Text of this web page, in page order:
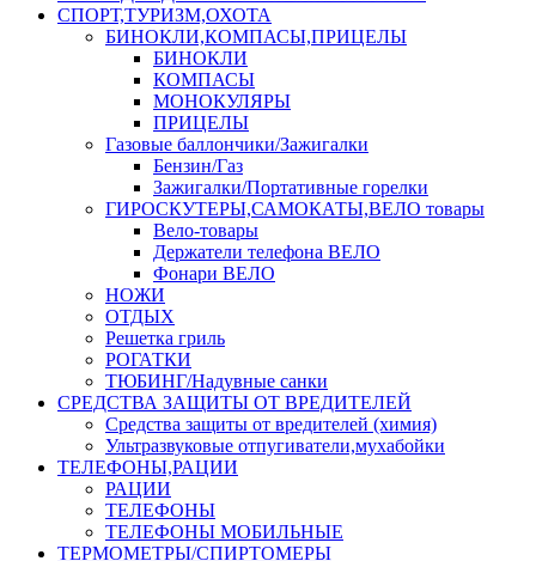
СПОРТ,ТУРИЗМ,ОХОТА
БИНОКЛИ,КОМПАСЫ,ПРИЦЕЛЫ
БИНОКЛИ
КОМПАСЫ
МОНОКУЛЯРЫ
ПРИЦЕЛЫ
Газовые баллончики/Зажигалки
Бензин/Газ
Зажигалки/Портативные горелки
ГИРОСКУТЕРЫ,САМОКАТЫ,ВЕЛО товары
Вело-товары
Держатели телефона ВЕЛО
Фонари ВЕЛО
НОЖИ
ОТДЫХ
Решетка гриль
РОГАТКИ
ТЮБИНГ/Надувные санки
СРЕДСТВА ЗАЩИТЫ ОТ ВРЕДИТЕЛЕЙ
Средства защиты от вредителей (химия)
Ультразвуковые отпугиватели,мухабойки
ТЕЛЕФОНЫ,РАЦИИ
РАЦИИ
ТЕЛЕФОНЫ
ТЕЛЕФОНЫ МОБИЛЬНЫЕ
ТЕРМОМЕТРЫ/СПИРТОМЕРЫ